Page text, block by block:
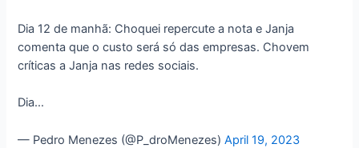
Dia 12 de manhã: Choquei repercute a nota e Janja
comenta que o custo será só das empresas. Chovem
críticas a Janja nas redes sociais.
Dia…
— Pedro Menezes (@P_droMenezes)April 19, 2023